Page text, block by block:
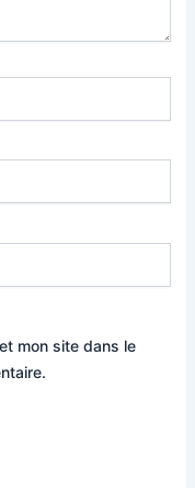
mon site dans le